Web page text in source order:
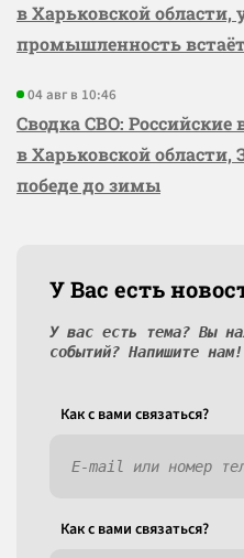
в Харьковской области,
промышленность
04 авг в 10:46
Сводка СВО: Российские
в Харьковской области,
победе до зимы
У Вас есть
У вас есть тема? Вы
событий? Напишите нам!
Как c вами связаться?
Как c вами связаться?